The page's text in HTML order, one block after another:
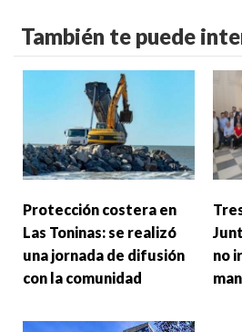
También te puede
Protección costera en
Las Toninas: se realizó
una jornada de difusión
con la comunidad
no